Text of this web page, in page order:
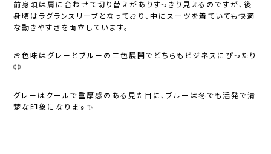
前身頃は肩に合わせて切り替えがありすっきり見えるのですが、後
身頃はラグランスリーブとなっており、中にスーツを着ていても快適
な動きやすさを両立しています。
お色味はグレーとブルーの二色展開でどちらもビジネスにぴったり
◎
グレーはクールで重厚感のある見た目に、ブルーは冬でも活発で清
楚な印象になります✨